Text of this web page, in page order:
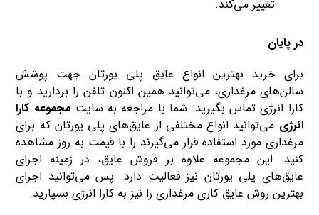
تغییر می‌کند.
در پایان
برای خرید بهترین انواع عایق پلی یورتان جهت پوشش
سالن‌های مرغداری، می‌توانید همین اکنون تلفن را بردارید و با
کارا انرژی تماس بگیرید. شما با مراجعه به سایت مجموعه کارا
انرژی می‌توانید انواع مختلفی از عایق‌های پلی یورتان که برای
مرغداری مورد استفاده قرار می‌گیرند را با قیمت به روز مشاهده
کنید. این مجموعه علاوه بر فروش‌ عایق، در زمینه اجرای
عایق‌های پلی یورتان نیز فعالیت دارد. پس می‌توانید اجرای
بهترین روش عایق ‌کاری مرغداری را نیز به کارا انرژی بسپارید.